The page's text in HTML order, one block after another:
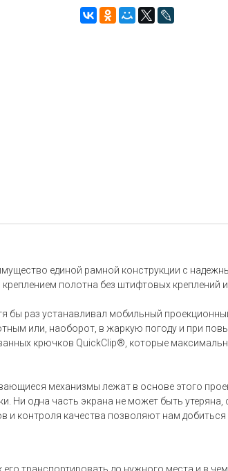
единой рамной конструкции с
полотна без штифтовых креплений
бы раз устанавливал мобильный
или, наоборот, в жаркую погоду и при
крючков QuickClip®, которые
механизмы лежат в основе этого
одна часть экрана не может быть
контроля качества позволяют нам